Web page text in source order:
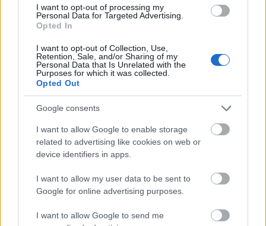
I want to opt-out of processing my
Personal Data for Targeted Advertising.
Opted In
I want to opt-out of Collection, Use,
Retention, Sale, and/or Sharing of my
Personal Data that Is Unrelated with the
Purposes for which it was collected.
Opted Out
Google consents
I want to allow Google to enable storage
related to advertising like cookies on web or
device identifiers in apps.
I want to allow my user data to be sent to
Google for online advertising purposes.
I want to allow Google to send me